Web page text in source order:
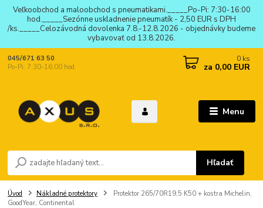
Veľkoobchod a maloobchod s pneumatikami._____Po-Pi: 7:30-16:00
hod._____Sezónne uskladnenie pneumatík - 2,50 EUR s DPH
/ks._____Celozávodná dovolenka 7.8.-12.8.2026 - objednávky budeme
vybavovať od 13.8.2026.
Menu
Hľadať
045/671 63 50
Po-Pi: 7:30-16:00 hod.
0 ks
za 0,00 EUR
Úvod Nákladné protektory
Protektor 265/70R19,5 K50 + kostra Michelin,
GoodYear, Continental